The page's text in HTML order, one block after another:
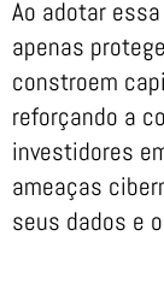
Ao adotar
apenas
constroem
reforçando a
investidores
ameaças
seus dados e